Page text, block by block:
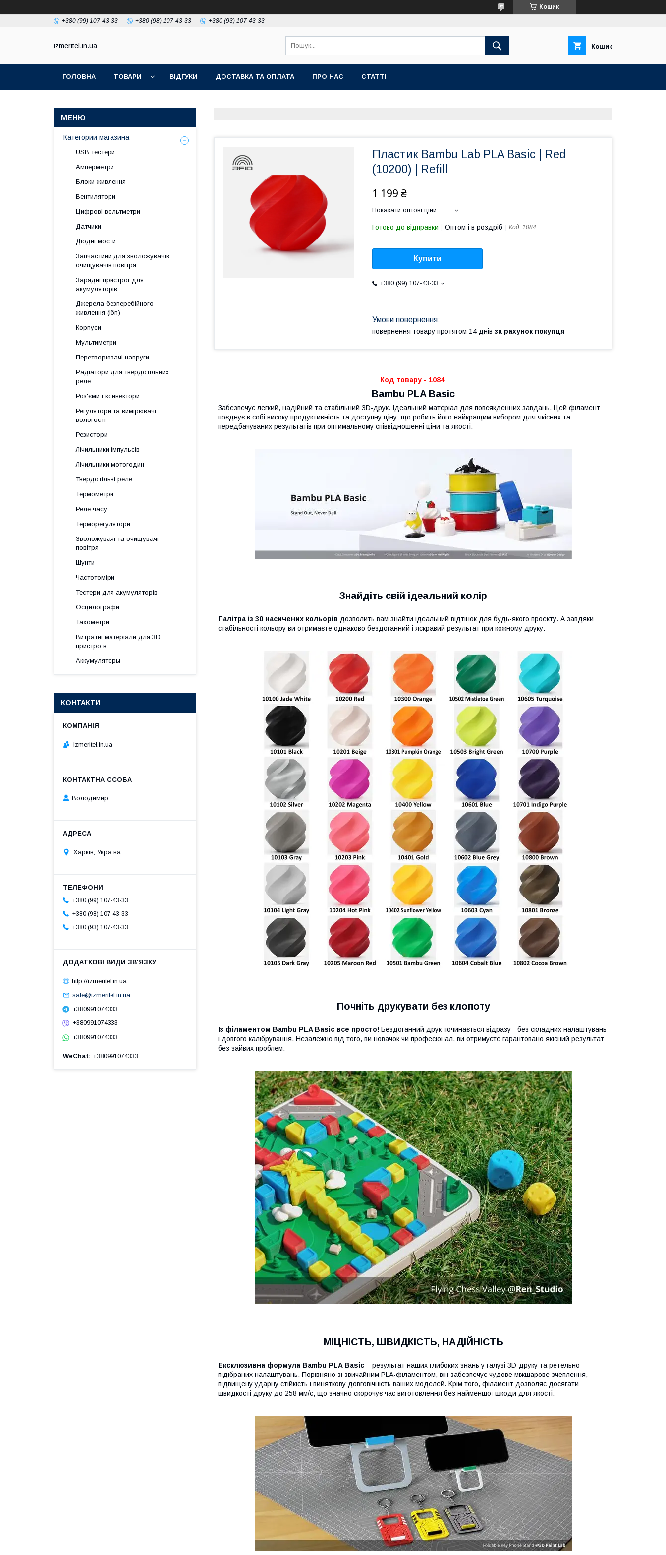
Кошик
+380 (99) 107-43-33 +380 (98) 107-43-33 +380 (93) 107-43-33
izmeritel.in.ua Кошик
ГОЛОВНА ТОВАРИ ВІДГУКИ ДОСТАВКА ТА ОПЛАТА ПРО НАС СТАТТІ
Пластик Bambu Lab PLA Basic | Red
(10200) | Refill
1 199 ₴
Показати оптові ціни
Готово до відправки Оптом і в роздріб Код: 1084
Купити
+380 (99) 107-43-33
повернення товару протягом 14 днів за рахунок покупця
Код товару - 1084
Bambu PLA Basic
Забезпечує легкий, надійний та стабільний 3D-друк. Ідеальний матеріал для повсякденних завдань. Цей філамент
поєднує в собі високу продуктивність та доступну ціну, що робить його найкращим вибором для якісних та
передбачуваних результатів при оптимальному співвідношенні ціни та якості.
Знайдіть свій ідеальний колір
Палітра із 30 насичених кольорів дозволить вам знайти ідеальний відтінок для будь-якого проекту. А завдяки
стабільності кольору ви отримаєте однаково бездоганний і яскравий результат при кожному друку.
Почніть друкувати без клопоту
Із філаментом Bambu PLA Basic все просто! Бездоганний друк починається відразу - без складних налаштувань
і довгого калібрування. Незалежно від того, ви новачок чи професіонал, ви отримуєте гарантовано якісний результат
без зайвих проблем.
МІЦНІСТЬ, ШВИДКІСТЬ, НАДІЙНІСТЬ
Ексклюзивна формула Bambu PLA Basic – результат наших глибоких знань у галузі 3D-друку та ретельно
підібраних налаштувань. Порівняно зі звичайним PLA-філаментом, він забезпечує чудове міжшарове зчеплення,
підвищену ударну стійкість і виняткову довговічність ваших моделей. Крім того, філамент дозволяє досягати
швидкості друку до 258 мм/с, що значно скорочує час виготовлення без найменшої шкоди для якості.
Категории магазина
USB тестери
Амперметри
Блоки живлення
Вентилятори
Цифрові вольтметри
Датчики
Діодні мости
Запчастини для зволожувачів,
очищувачів повітря
Зарядні пристрої для
акумуляторів
Джерела безперебійного
живлення (ібп)
Корпуси
Мультиметри
Перетворювачі напруги
Радіатори для твердотільних
реле
Роз'єми і коннектори
Регулятори та вимірювачі
вологості
Резистори
Лічильники імпульсів
Лічильники мотогодин
Твердотільні реле
Термометри
Реле часу
Терморегулятори
Зволожувачі та очищувачі
повітря
Шунти
Частотоміри
Тестери для акумуляторів
Осцилографи
Тахометри
Витратні матеріали для 3D
пристроїв
Аккумуляторы
КОНТАКТИ
izmeritel.in.ua
Володимир
Харків, Україна
+380 (99) 107-43-33
+380 (98) 107-43-33
+380 (93) 107-43-33
http://izmeritel.in.ua
sale@izmeritel.in.ua
+380991074333
+380991074333
+380991074333
WeChat +380991074333